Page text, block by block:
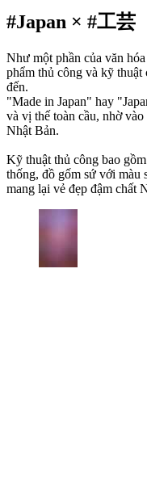
#Japan × #工芸
Như một phần của văn
phẩm thủ công và kỹ thuật
đến.
"Made in Japan" hay
và vị thế toàn cầu, nhờ
Nhật Bản.
Kỹ thuật thủ công bao
thống, đồ gốm sứ với màu
mang lại vẻ đẹp đậm chất